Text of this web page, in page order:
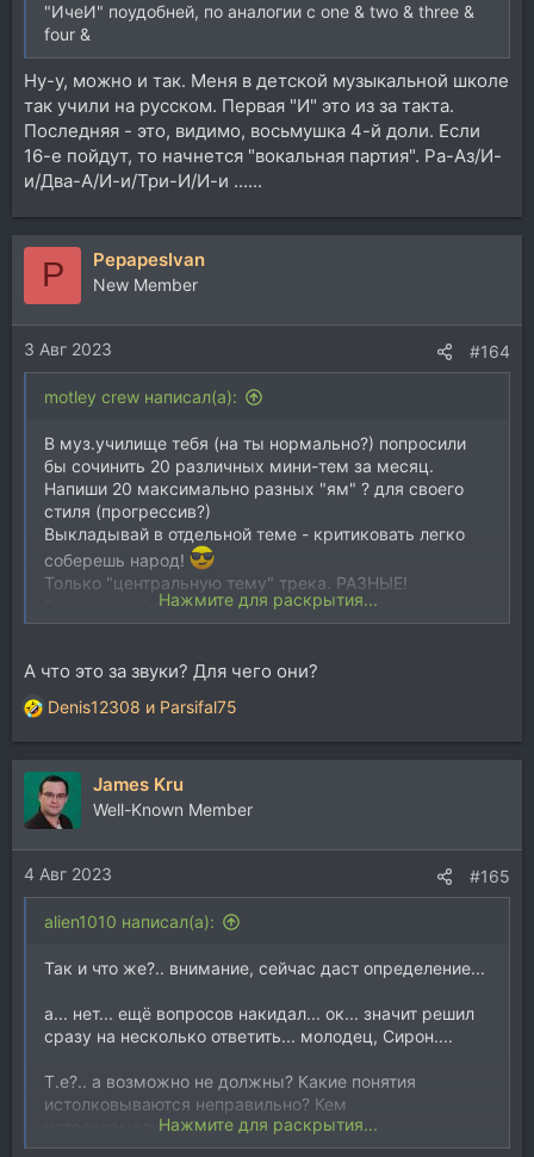
"ИчеИ" поудобней, по аналогии с one & two & three &
four &
Ну-у, можно и так. Меня в детской музыкальной школе
так учили на русском. Первая "И" это из за такта.
Последняя - это, видимо, восьмушка 4-й доли. Если
16-е пойдут, то начнется "вокальная партия". Ра-Аз/И-
и/Два-А/И-и/Три-И/И-и ......
P PepapesIvan
New Member
3 Авг 2023 #164
motley crew написал(а):
В муз.училище тебя (на ты нормально?) попросили
бы сочинить 20 различных мини-тем за месяц.
Напиши 20 максимально разных "ям" ? для своего
стиля (прогрессив?)
Выкладывай в отдельной теме - критиковать легко
соберешь народ!
Только "центральную тему" трека. РАЗНЫЕ!
Если в одной арпеджио, то в другой синтезаторные
аккорды и т.д.
Спойлер:С чего вдруг советую
Нажмите для раскрытия...
А что это за звуки? Для чего они?
Р
е
а
и
и
:
Denis12308 и Parsifal75
James Kru
Well-Known Member
4 Авг 2023 #165
alien1010 написал(а):
Так и что же?.. внимание, сейчас даст определение...
а... нет... ещё вопросов накидал... ок... значит решил
сразу на несколько ответить... молодец, Сирон....
Т.е?.. а возможно не должны? Какие понятия
истолковываются неправильно? Кем
истолковываются?Нажмите для раскрытия...